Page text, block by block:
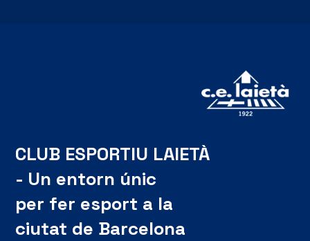
CLUB ESPORTIU LAIETÀ
- Un entorn únic
per fer esport a la
ciutat de Barcelona